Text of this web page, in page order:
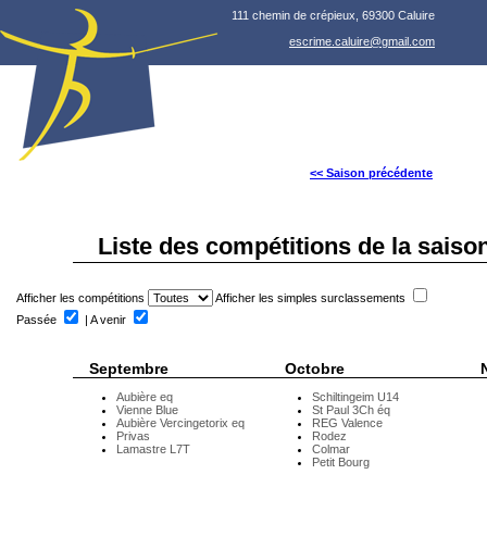
111 chemin de crépieux, 69300 Caluire
escrime.caluire@gmail.com
<< Saison précédente
Liste des compétitions de la
Afficher les compétitions
Afficher les simples surclassements
Passée
| A venir
Septembre
Aubière eq
Vienne Blue
Aubière Vercingetorix eq
Privas
Lamastre L7T
Octobre
Schiltingeim U14
St Paul 3Ch éq
REG Valence
Rodez
Colmar
Petit Bourg